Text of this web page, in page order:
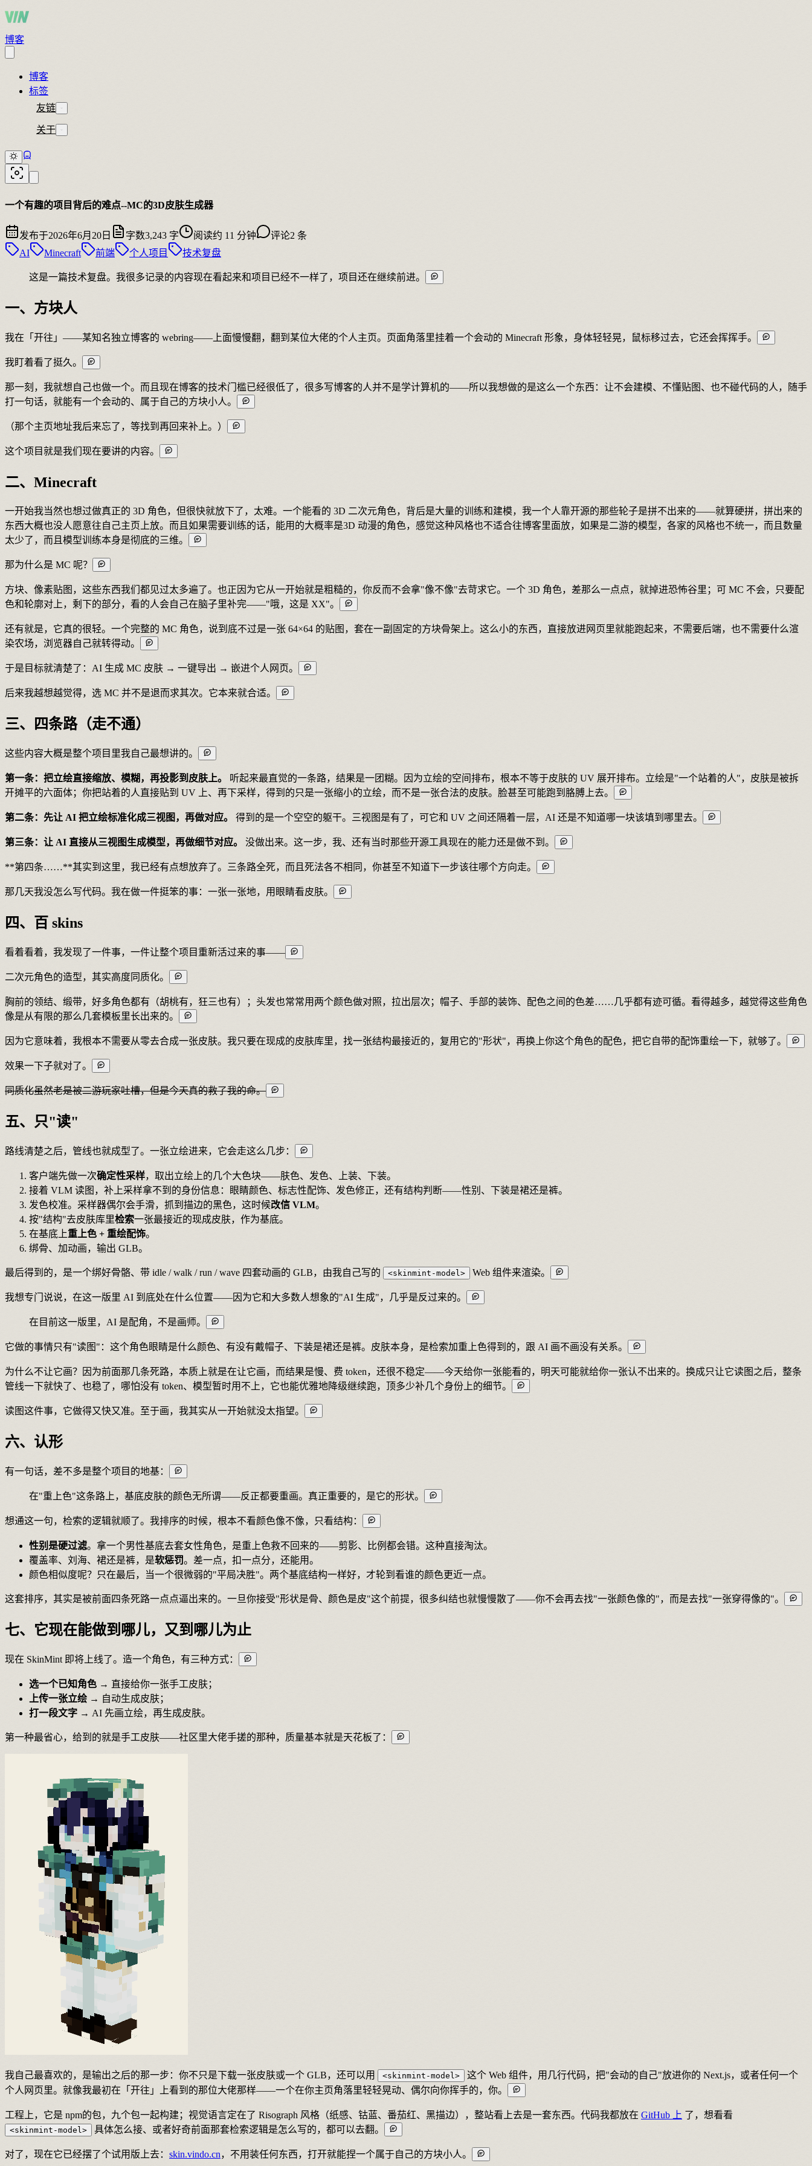
博客
博客
标签
友链
关于
一个有趣的项目背后的难点--MC的3D皮肤生成器
发布于2026年6月20日 字数3,243 字 阅读约 11 分钟 评论2 条
AI
Minecraft 前端 个人项目 技术复盘
这是一篇技术复盘。我很多记录的内容现在看起来和项目已经不一样了，项目还在继续前进。
一、方块人
我在「开往」——某知名独立博客的 webring——上面慢慢翻，翻到某位大佬的个人主页。页面角落里挂着一个会动的 Minecraft 形象，身体轻轻晃，鼠标移过去，它还会挥挥手。
我盯着看了挺久。
那一刻，我就想自己也做一个。而且现在博客的技术门槛已经很低了，很多写博客的人并不是学计算机的——所以我想做的是这么一个东西：让不会建模、不懂贴图、也不碰代码的人，随手
打一句话，就能有一个会动的、属于自己的方块小人。
（那个主页地址我后来忘了，等找到再回来补上。）
这个项目就是我们现在要讲的内容。
二、Minecraft
一开始我当然也想过做真正的 3D 角色，但很快就放下了，太难。一个能看的 3D 二次元角色，背后是大量的训练和建模，我一个人靠开源的那些轮子是拼不出来的——就算硬拼，拼出来的
东西大概也没人愿意往自己主页上放。而且如果需要训练的话，能用的大概率是3D 动漫的角色，感觉这种风格也不适合往博客里面放，如果是二游的模型，各家的风格也不统一，而且数量
太少了，而且模型训练本身是彻底的三维。
那为什么是 MC 呢？
方块、像素贴图，这些东西我们都见过太多遍了。也正因为它从一开始就是粗糙的，你反而不会拿"像不像"去苛求它。一个 3D 角色，差那么一点点，就掉进恐怖谷里；可 MC 不会，只要配
色和轮廓对上，剩下的部分，看的人会自己在脑子里补完——"哦，这是 XX"。
还有就是，它真的很轻。一个完整的 MC 角色，说到底不过是一张 64×64 的贴图，套在一副固定的方块骨架上。这么小的东西，直接放进网页里就能跑起来，不需要后端，也不需要什么渲
染农场，浏览器自己就转得动。
于是目标就清楚了：AI 生成 MC 皮肤 → 一键导出 → 嵌进个人网页。
后来我越想越觉得，选 MC 并不是退而求其次。它本来就合适。
三、四条路（走不通）
这些内容大概是整个项目里我自己最想讲的。
第一条：把立绘直接缩放、模糊，再投影到皮肤上。
听起来最直觉的一条路，结果是一团糊。因为立绘的空间排布，根本不等于皮肤的 UV 展开排布。立绘是"一个站着的人"，皮肤是被拆
开摊平的六面体；你把站着的人直接贴到 UV 上、再下采样，得到的只是一张缩小的立绘，而不是一张合法的皮肤。脸甚至可能跑到胳膊上去。
第二条：先让 AI 把立绘标准化成三视图，再做对应。 得到的是一个空空的躯干。三视图是有了，可它和 UV 之间还隔着一层，AI 还是不知道哪一块该填到哪里去。
第三条：让 AI 直接从三视图生成模型，再做细节对应。 没做出来。这一步，我、还有当时那些开源工具现在的能力还是做不到。
**第四条……**其实到这里，我已经有点想放弃了。三条路全死，而且死法各不相同，你甚至不知道下一步该往哪个方向走。
那几天我没怎么写代码。我在做一件挺笨的事：一张一张地，用眼睛看皮肤。
四、百 skins
看着看着，我发现了一件事，一件让整个项目重新活过来的事——
二次元角色的造型，其实高度同质化。
胸前的领结、缎带，好多角色都有（胡桃有，狂三也有）；头发也常常用两个颜色做对照，拉出层次；帽子、手部的装饰、配色之间的色差……几乎都有迹可循。看得越多，越觉得这些角色
像是从有限的那么几套模板里长出来的。
因为它意味着，我根本不需要从零去合成一张皮肤。我只要在现成的皮肤库里，找一张结构最接近的，复用它的"形状"，再换上你这个角色的配色，把它自带的配饰重绘一下，就够了。
效果一下子就对了。
同质化虽然老是被二游玩家吐槽，但是今天真的救了我的命。
五、只"读"
路线清楚之后，管线也就成型了。一张立绘进来，它会走这么几步：
客户端先做一次确定性采样，取出立绘上的几个大色块——肤色、发色、上装、下装。
接着 VLM 读图，补上采样拿不到的身份信息：眼睛颜色、标志性配饰、发色修正，还有结构判断——性别、下装是裙还是裤。
发色校准。采样器偶尔会手滑，抓到描边的黑色，这时候改信 VLM。
按"结构"去皮肤库里检索一张最接近的现成皮肤，作为基底。
在基底上重上色 + 重绘配饰。
绑骨、加动画，输出 GLB。
最后得到的，是一个绑好骨骼、带 idle / walk / run / wave 四套动画的 GLB，由我自己写的 <skinmint-model> Web 组件来渲染。
我想专门说说，在这一版里 AI 到底处在什么位置——因为它和大多数人想象的"AI 生成"，几乎是反过来的。
在目前这一版里，AI 是配角，不是画师。
它做的事情只有"读图"：这个角色眼睛是什么颜色、有没有戴帽子、下装是裙还是裤。皮肤本身，是检索加重上色得到的，跟 AI 画不画没有关系。
为什么不让它画？因为前面那几条死路，本质上就是在让它画，而结果是慢、费 token，还很不稳定——今天给你一张能看的，明天可能就给你一张认不出来的。换成只让它读图之后，整条
管线一下就快了、也稳了，哪怕没有 token、模型暂时用不上，它也能优雅地降级继续跑，顶多少补几个身份上的细节。
读图这件事，它做得又快又准。至于画，我其实从一开始就没太指望。
六、认形
有一句话，差不多是整个项目的地基：
在"重上色"这条路上，基底皮肤的颜色无所谓——反正都要重画。真正重要的，是它的形状。
想通这一句，检索的逻辑就顺了。我排序的时候，根本不看颜色像不像，只看结构：
性别是硬过滤。拿一个男性基底去套女性角色，是重上色救不回来的——剪影、比例都会错。这种直接淘汰。
覆盖率、刘海、裙还是裤，是软惩罚。差一点，扣一点分，还能用。
颜色相似度呢？只在最后，当一个很微弱的"平局决胜"。两个基底结构一样好，才轮到看谁的颜色更近一点。
这套排序，其实是被前面四条死路一点点逼出来的。一旦你接受"形状是骨、颜色是皮"这个前提，很多纠结也就慢慢散了——你不会再去找"一张颜色像的"，而是去找"一张穿得像的"。
七、它现在能做到哪儿，又到哪儿为止
现在 SkinMint 即将上线了。造一个角色，有三种方式：
选一个已知角色 → 直接给你一张手工皮肤；
上传一张立绘 → 自动生成皮肤；
打一段文字 → AI 先画立绘，再生成皮肤。
第一种最省心，给到的就是手工皮肤——社区里大佬手搓的那种，质量基本就是天花板了：
我自己最喜欢的，是输出之后的那一步：你不只是下载一张皮肤或一个 GLB，还可以用 <skinmint-model>
这个 Web 组件，用几行代码，把"会动的自己"放进你的 Next.js，或者任何一个
个人网页里。就像我最初在「开往」上看到的那位大佬那样——一个在你主页角落里轻轻晃动、偶尔向你挥手的，你。
工程上，它是 npm的包，九个包一起构建；视觉语言定在了 Risograph 风格（纸感、钴蓝、番茄红、黑描边），整站看上去是一套东西。代码我都放在 GitHub 上 了，想看看
<skinmint-model> 具体怎么接、或者好奇前面那套检索逻辑是怎么写的，都可以去翻。
对了，现在它已经摆了个试用版上去： skin.vindo.cn，不用装任何东西，打开就能捏一个属于自己的方块小人。